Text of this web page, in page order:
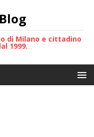
di Milano e cittadino
1999.